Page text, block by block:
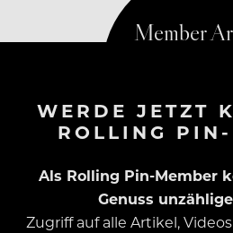
WERDE JETZT
ROLLING PIN-
Als Rolling Pin-Member
Genuss
Zugriff auf alle Artikel,